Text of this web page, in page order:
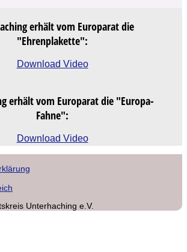
erhält vom Europarat die
"Ehrenplakette":
Download Video
erhält vom Europarat die "Europa-
Fahne":
Download Video
Unterhaching e.V.